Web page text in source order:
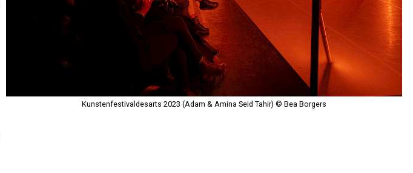
Kunstenfestivaldesarts 2023 (Adam & Amina Seid Tahir) © Bea Borgers